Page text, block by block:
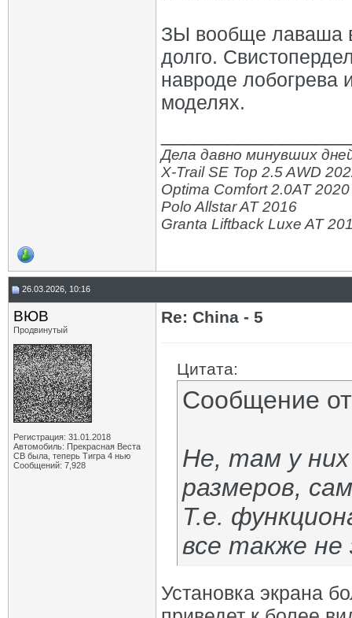
ЗЫ вообще лаваша
долго.
навроде лобогрева
моделях.
Дела давно минувших
X-Trail SE Top 2.5 AWD
Optima Comfort 2.0AT 2020
Polo Allstar AT 2016
Granta Liftback Luxe AT
26.03.2026, 10:16
ВЮВ
Продвинутый
Регистрация: 31.01.2018
Автомобиль: Прекрасная Веста
СВ была, теперь Тигра 4 нью
Сообщений: 7,928
Re: China - 5
Цитата:
Сообщение
Не, там у них
размеров,
Т.е.
все также не
Установка экрана